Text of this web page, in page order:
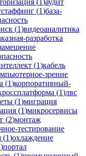
(1)аудит
(1)база-
(1)видеоаналитика
разработка
(1)кабель
зрение
(1)корпоративный-
(1)лвс
(1)миграция
(1)микросервисы
(2)монтаж
тестирование
(1)охлаждение
)портал